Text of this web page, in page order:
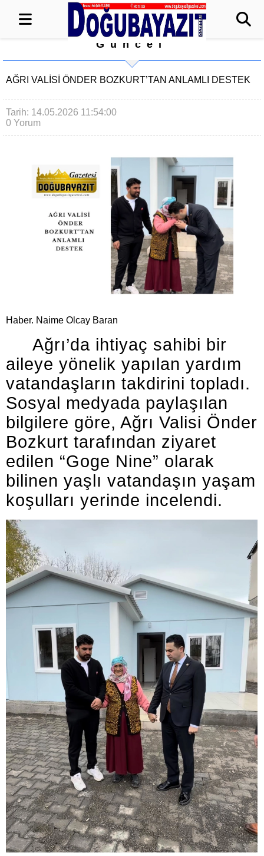
Güncel
AĞRI VALİSİ ÖNDER BOZKURT’TAN ANLAMLI DESTEK
Tarih: 14.05.2026 11:54:00
0 Yorum
Haber. Naime Olcay Baran
Ağrı’da ihtiyaç sahibi bir
aileye yönelik yapılan yardım
vatandaşların takdirini topladı.
Sosyal medyada paylaşılan
bilgilere göre, Ağrı Valisi Önder
Bozkurt tarafından ziyaret
edilen “Goge Nine” olarak
bilinen yaşlı vatandaşın yaşam
koşulları yerinde incelendi.